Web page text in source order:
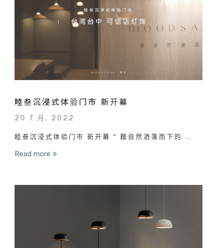
睦叁沉浸式体验门市 新开幕
20 7 月, 2022
睦叁沉浸式体验门市 新开幕 ” 藉自然洒落而下的 …
Read more